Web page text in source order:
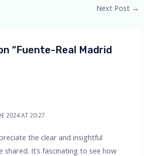
Next Post →
“Fuente-Real Madrid
2024 AT 20:27
the clear and insightful
shared. It’s fascinating to see how